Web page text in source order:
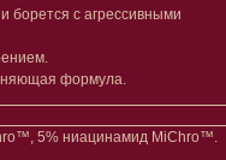
борется с агрессивными
формула.
5% ниацинамид MiChro™.